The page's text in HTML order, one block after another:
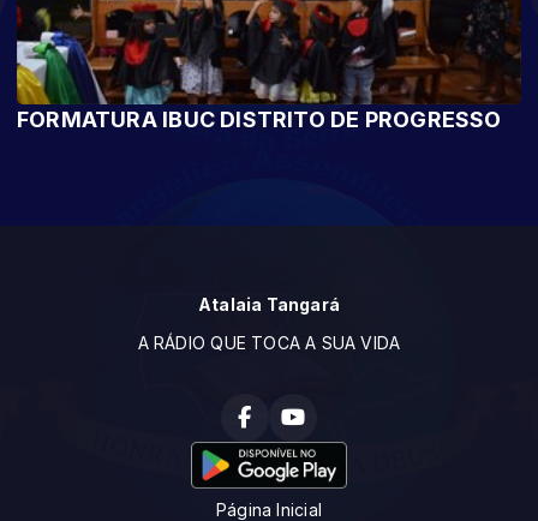
FORMATURA IBUC DISTRITO DE PROGRESSO
Atalaia Tangará
A RÁDIO QUE TOCA A SUA VIDA
Página Inicial